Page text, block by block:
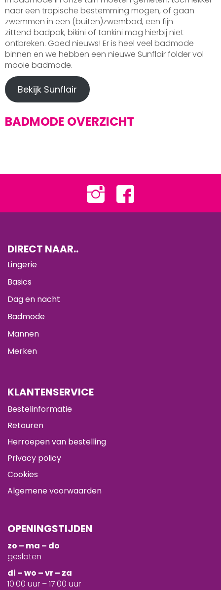
naar een tropische bestemming mogen, of gaan
zwemmen in een (buiten)zwembad, een fijn
zittend badpak, bikini of tankini mag hierbij niet
ontbreken. Goed nieuws! Er is heel veel badmode
binnen en we hebben een nieuwe Sunflair folder vol
mooie badmode.
Bekijk Sunflair
BADMODE OVERZICHT
DIRECT NAAR..
Lingerie
Basics
Dag en nacht
Badmode
Mannen
Merken
KLANTENSERVICE
Bestelinformatie
Retouren
Herroepen van bestelling
Privacy policy
Cookies
Algemene voorwaarden
OPENINGSTIJDEN
zo – ma – do
gesloten
di – wo – vr – za
10.00 uur – 17.00 uur